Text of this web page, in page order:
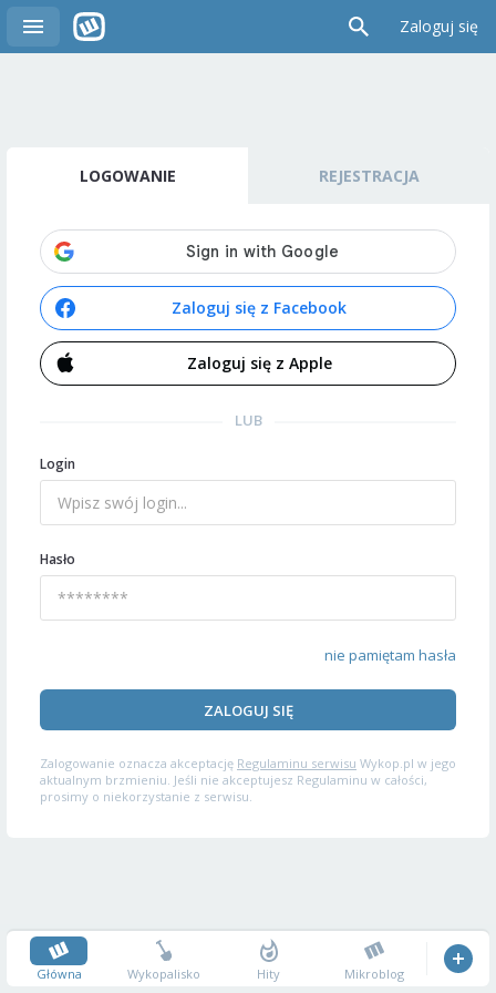
Zaloguj się
LOGOWANIE REJESTRACJA
Zaloguj się z Facebook
Zaloguj się z Apple
LUB
Login
Hasło
nie pamiętam hasła
ZALOGUJ SIĘ
Zalogowanie oznacza akceptację Regulaminu serwisu Wykop.pl w jego
aktualnym brzmieniu. Jeśli nie akceptujesz Regulaminu w całości,
prosimy o niekorzystanie z serwisu.
Główna Wykopalisko Hity Mikroblog